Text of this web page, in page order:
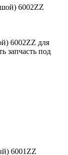
6002ZZ для
запчасть под